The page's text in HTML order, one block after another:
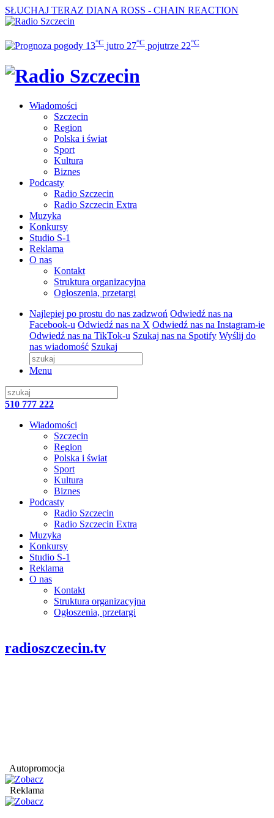
SŁUCHAJ TERAZ DIANA ROSS - CHAIN REACTION
13°C jutro 27°C pojutrze 22°C
Wiadomości
Szczecin
Region
Polska i świat
Sport
Kultura
Biznes
Podcasty
Radio Szczecin
Radio Szczecin Extra
Muzyka
Konkursy
Studio S-1
Reklama
O nas
Kontakt
Struktura organizacyjna
Ogłoszenia, przetargi
Najlepiej po prostu do nas zadzwoń Odwiedź nas na
Facebook-u Odwiedź nas na X Odwiedź nas na Instagram-ie
Odwiedź nas na TikTok-u Szukaj nas na Spotify Wyślij do
nas wiadomość Szukaj
Menu
510 777 222
Wiadomości
Szczecin
Region
Polska i świat
Sport
Kultura
Biznes
Podcasty
Radio Szczecin
Radio Szczecin Extra
Muzyka
Konkursy
Studio S-1
Reklama
O nas
Kontakt
Struktura organizacyjna
Ogłoszenia, przetargi
radioszczecin.tv
Autopromocja
Reklama